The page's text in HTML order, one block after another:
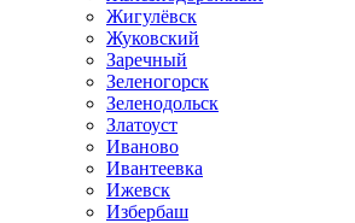
Жигулёвск
Жуковский
Заречный
Зеленогорск
Зеленодольск
Златоуст
Иваново
Ивантеевка
Ижевск
Избербаш